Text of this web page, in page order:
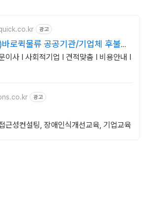
광고
로퀵물류 공공기관/기업체 후불결
이사 I 사회적기업 I 견적맞춤 I 비용안내 I
광고
근성컨설팅, 장애인식개선교육, 기업교육